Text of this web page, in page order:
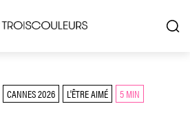
CANNES 2026 L'ÊTRE AIMÉ 5 MIN